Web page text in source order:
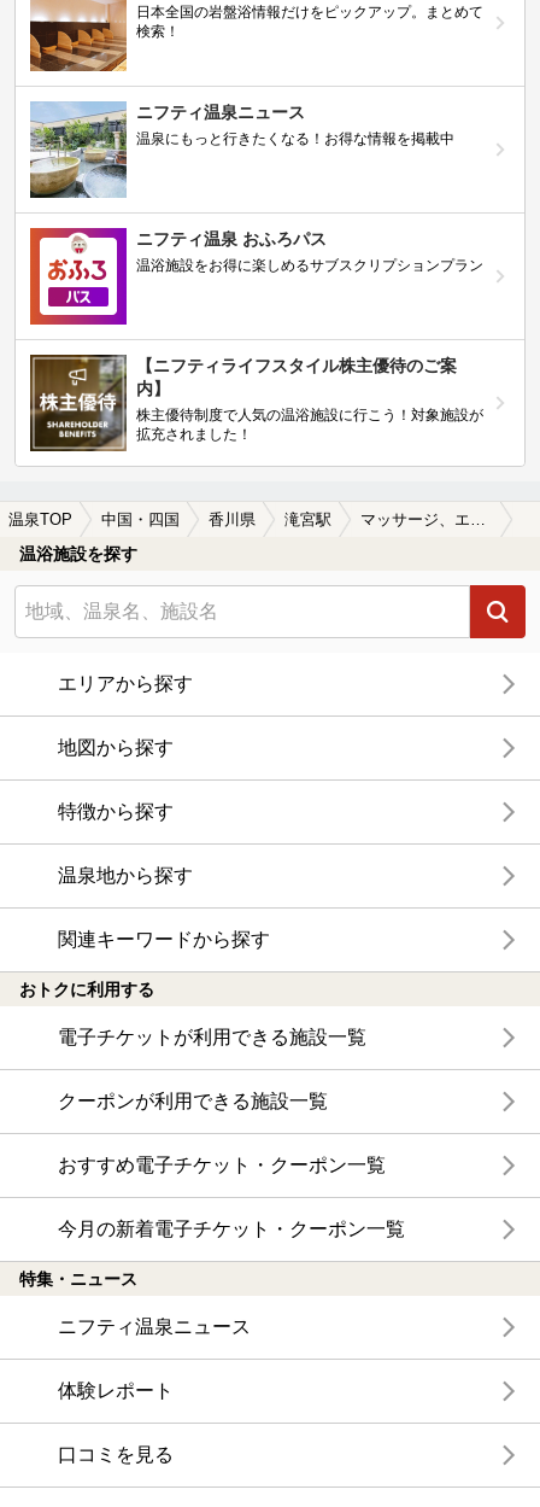
日本全国の岩盤浴情報だけをピックアップ。まとめて
検索！
ニフティ温泉ニュース
温泉にもっと行きたくなる！お得な情報を掲載中
ニフティ温泉 おふろパス
温浴施設をお得に楽しめるサブスクリプションプラン
【ニフティライフスタイル株主優待のご案
内】
株主優待制度で人気の温浴施設に行こう！対象施設が
拡充されました！
温泉TOP 中国・四国 香川県 滝宮駅 マッサージ、エステがある滝宮駅近くの温泉、日帰り温泉、スーパー銭湯おすすめ
温浴施設を探す
エリアから探す
地図から探す
特徴から探す
温泉地から探す
関連キーワードから探す
おトクに利用する
電子チケットが利用できる施設一覧
クーポンが利用できる施設一覧
おすすめ電子チケット・クーポン一覧
今月の新着電子チケット・クーポン一覧
特集・ニュース
ニフティ温泉ニュース
体験レポート
口コミを見る